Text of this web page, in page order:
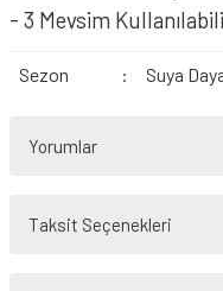
- 3 Mevsim
Sezon : Suya
Yorumlar
Taksit Seçenekleri